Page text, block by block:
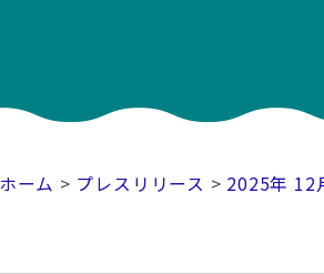
ホーム > プレスリリース > 2025年 12